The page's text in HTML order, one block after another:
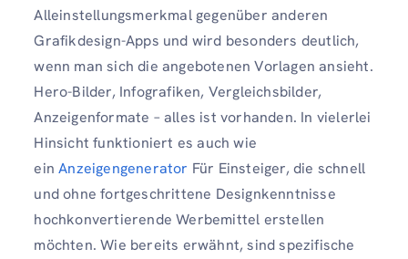
Alleinstellungsmerkmal gegenüber anderen
Grafikdesign-Apps und wird besonders deutlich,
wenn man sich die angebotenen Vorlagen ansieht.
Hero-Bilder, Infografiken, Vergleichsbilder,
Anzeigenformate – alles ist vorhanden. In vielerlei
Hinsicht funktioniert es auch wie
einAnzeigengenerator Für Einsteiger, die schnell
und ohne fortgeschrittene Designkenntnisse
hochkonvertierende Werbemittel erstellen
möchten. Wie bereits erwähnt, sind spezifische